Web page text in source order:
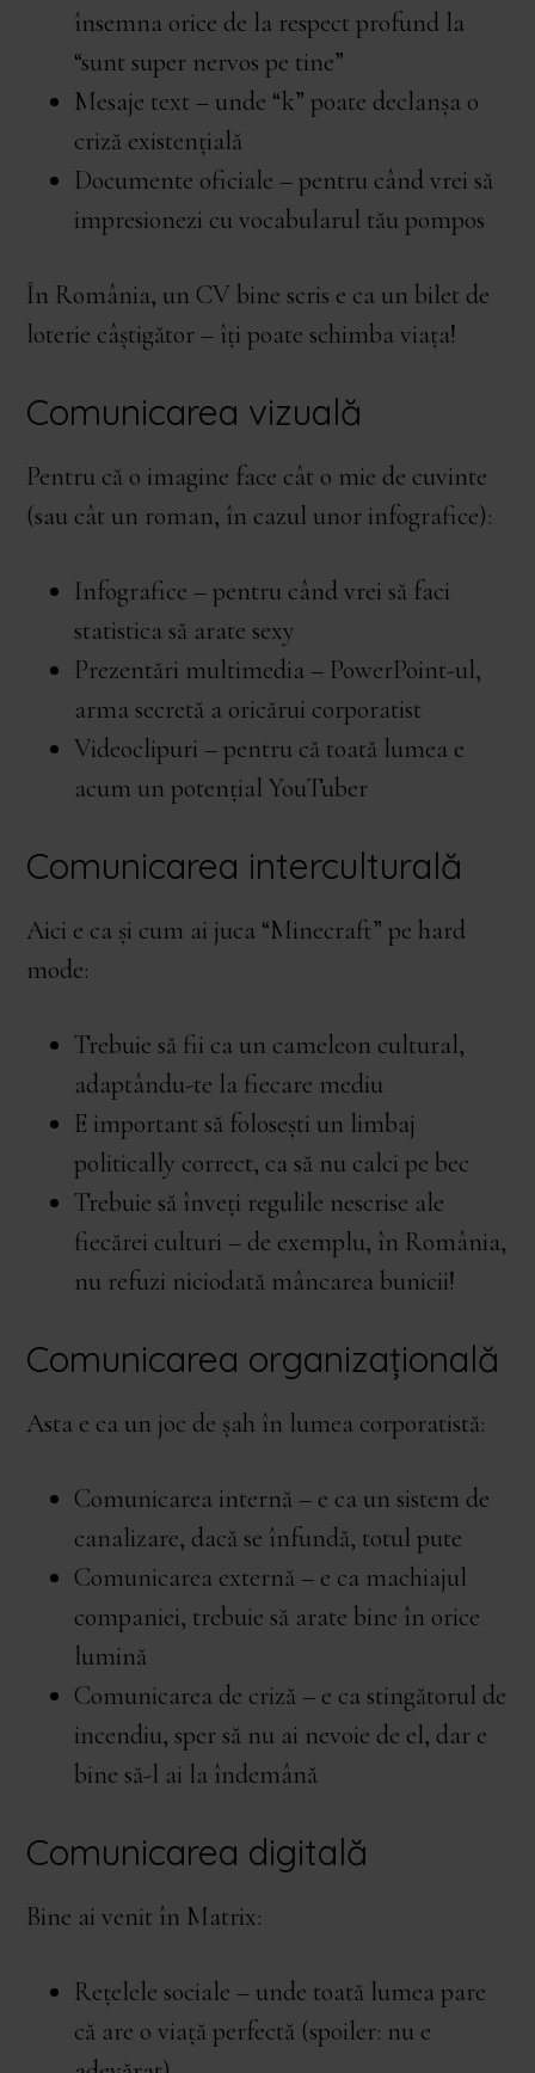
însemna orice de la respect profund la
“sunt super nervos pe tine”
Mesaje text – unde “k” poate declanșa o
criză existențială
Documente oficiale – pentru când vrei să
impresionezi cu vocabularul tău pompos
În România, un CV bine scris e ca un bilet de
loterie câștigător – îți poate schimba viața!
Comunicarea vizuală
Pentru că o imagine face cât o mie de cuvinte
(sau cât un roman, în cazul unor infografice):
Infografice – pentru când vrei să faci
statistica să arate sexy
Prezentări multimedia – PowerPoint-ul,
arma secretă a oricărui corporatist
Videoclipuri – pentru că toată lumea e
acum un potențial YouTuber
Comunicarea interculturală
Aici e ca și cum ai juca “Minecraft” pe hard
mode:
Trebuie să fii ca un cameleon cultural,
adaptându-te la fiecare mediu
E important să folosești un limbaj
politically correct, ca să nu calci pe bec
Trebuie să înveți regulile nescrise ale
fiecărei culturi – de exemplu, în România,
nu refuzi niciodată mâncarea bunicii!
Comunicarea organizațională
Asta e ca un joc de șah în lumea corporatistă:
Comunicarea internă – e ca un sistem de
canalizare, dacă se înfundă, totul pute
Comunicarea externă – e ca machiajul
companiei, trebuie să arate bine în orice
lumină
Comunicarea de criză – e ca stingătorul de
incendiu, sper să nu ai nevoie de el, dar e
bine să-l ai la îndemână
Comunicarea digitală
Bine ai venit în Matrix:
Rețelele sociale – unde toată lumea pare
că are o viață perfectă (spoiler: nu e